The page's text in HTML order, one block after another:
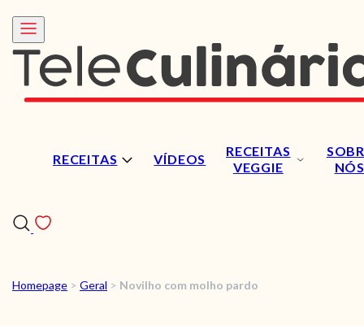
RECEITAS VÍDEOS
RECEITAS
VEGGIE
NÓS
RECEITAS
Homepage > Geral > Novilho com molho pardo